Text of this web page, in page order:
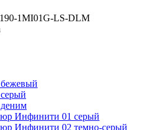
1MI01G-LS-DLM